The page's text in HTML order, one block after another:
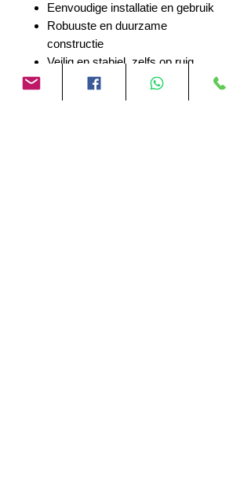
Eenvoudige installatie en gebruik
Robuuste en duurzame
constructie
Veilig en stabiel, zelfs op ruig
Elegant ontwerp dat perfect past